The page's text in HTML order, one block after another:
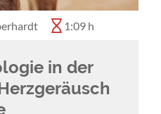
1:09 h
in der